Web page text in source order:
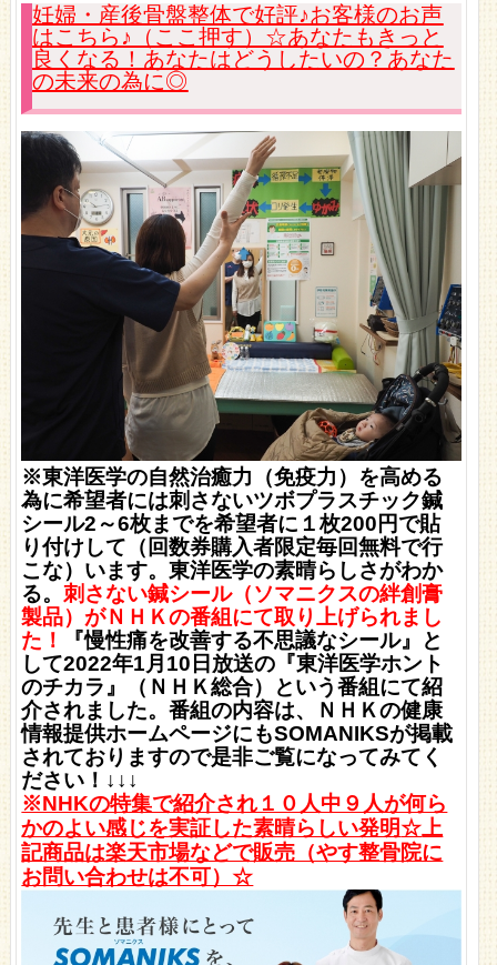
妊婦・産後骨盤整体で好評♪お客様のお声
はこちら♪（ここ押す）☆あなたもきっと
良くなる！あなたはどうしたいの？あなた
の未来の為に◎
※東洋医学の自然治癒力（免疫力）を高める
為に希望者には刺さないツボプラスチック鍼
シール2～6枚までを希望者に１枚200円で貼
り付けして（回数券購入者限定毎回無料で行
こな）います。東洋医学の素晴らしさがわか
る。刺さない鍼シール（ソマニクスの絆創膏
製品）がＮＨＫの番組にて取り上げられまし
た！
『慢性痛を改善する不思議なシール』と
して2022年1月10日放送の『東洋医学ホント
のチカラ』（ＮＨＫ総合）という番組にて紹
介されました。番組の内容は、ＮＨＫの健康
情報提供ホームページにもSOMANIKSが掲載
されておりますので是非ご覧になってみてく
ださい！↓↓↓
※NHKの特集で紹介され１０人中９人が何ら
かのよい感じを実証した素晴らしい発明☆上
記商品は楽天市場などで販売（やす整骨院に
お問い合わせは不可）☆